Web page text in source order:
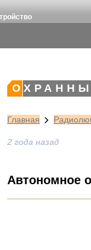
Главная
2 года назад
Автономное